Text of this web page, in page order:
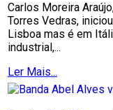
Carlos Moreira
Torres Vedras,
Lisboa mas é em
industrial,...
Ler Mais...